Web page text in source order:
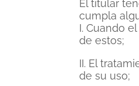
El titular
cumpla
I. Cuando
de estos;
II. El
de su uso;